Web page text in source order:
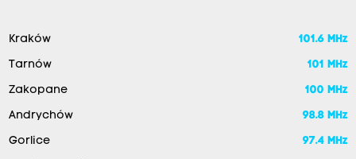
Kraków 101.6 MHz
Tarnów 101 MHz
Zakopane 100 MHz
Andrychów 98.8 MHz
Gorlice 97.4 MHz